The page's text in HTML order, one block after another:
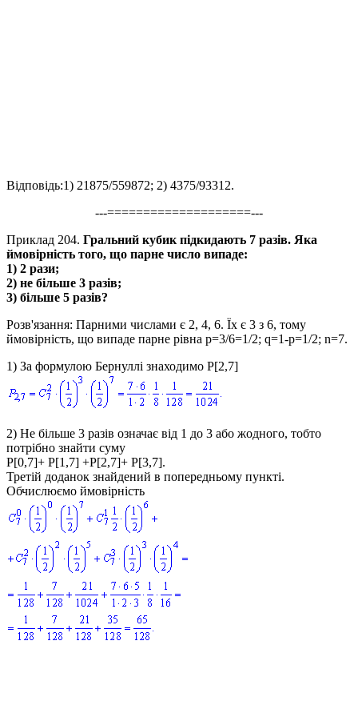
Відповідь:1) 21875/559872; 2) 4375/93312.
---====================---
Приклад 204. Гральний кубик підкидають 7 разів. Яка
ймовірність того, що парне число випаде:
1) 2 рази;
2) не більше 3 разів;
3) більше 5 разів?
Розв'язання: Парними числами є 2, 4, 6. Їх є 3 з 6, тому
ймовірність, що випаде парне рівна p=3/6=1/2; q=1-p=1/2; n=7.
1) За формулою Бернуллі знаходимо P[2,7]
2) Не більше 3 разів означає від 1 до 3 або жодного, тобто
потрібно знайти суму
P[0,7]+ P[1,7] +P[2,7]+ P[3,7].
Третій доданок знайдений в попередньому пункті.
Обчислюємо ймовірність